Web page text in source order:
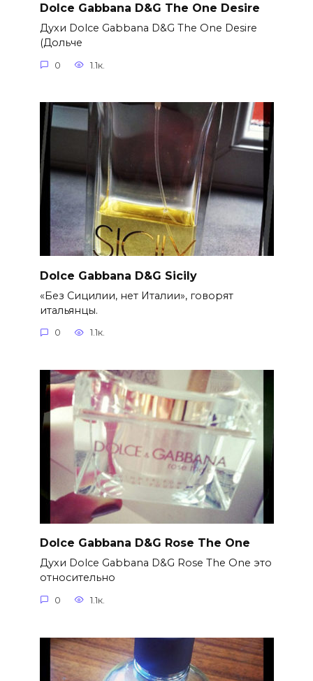
Dolce Gabbana D&G The One Desire
Духи Dolce Gabbana D&G The One Desire
(Дольче
0 1.1к.
Dolce Gabbana D&G Sicily
«Без Сицилии, нет Италии», говорят
итальянцы.
0 1.1к.
Dolce Gabbana D&G Rose The One
Духи Dolce Gabbana D&G Rose The One это
относительно
0 1.1к.